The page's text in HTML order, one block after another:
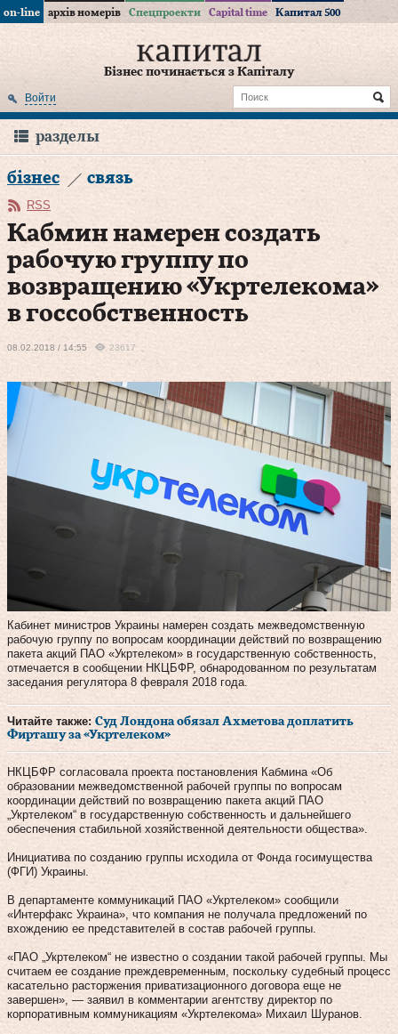
on-line архів номерів Спецпроекти Capital time Капитал 500
Бізнес починається з Капіталу
Войти
разделы
бізнес связь
RSS
Кабмин намерен создать
рабочую группу по
возвращению «Укртелекома»
в госсобственность
08.02.2018 / 14:55 23617
Кабинет министров Украины намерен создать межведомственную
рабочую группу по вопросам координации действий по возвращению
пакета акций ПАО «Укртелеком» в государственную собственность,
отмечается в сообщении НКЦБФР, обнародованном по результатам
заседания регулятора 8 февраля 2018 года.
Читайте также: Суд Лондона обязал Ахметова доплатить
Фирташу за «Укртелеком»
НКЦБФР согласовала проекта постановления Кабмина «Об
образовании межведомственной рабочей группы по вопросам
координации действий по возвращению пакета акций ПАО
„Укртелеком“ в государственную собственность и дальнейшего
обеспечения стабильной хозяйственной деятельности общества».
Инициатива по созданию группы исходила от Фонда госимущества
(ФГИ) Украины.
В департаменте коммуникаций ПАО «Укртелеком» сообщили
«Интерфакс Украина», что компания не получала предложений по
вхождению ее представителей в состав рабочей группы.
«ПАО „Укртелеком“ не известно о создании такой рабочей группы. Мы
считаем ее создание преждевременным, поскольку судебный процесс
касательно расторжения приватизационного договора еще не
завершен», — заявил в комментарии агентству директор по
корпоративным коммуникациям «Укртелекома» Михаил Шуранов.